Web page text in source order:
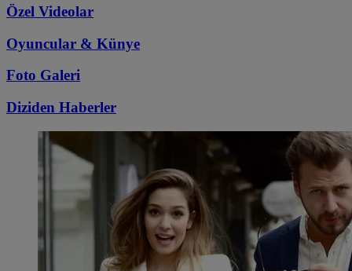
Özel Videolar
Oyuncular & Künye
Foto Galeri
Diziden Haberler